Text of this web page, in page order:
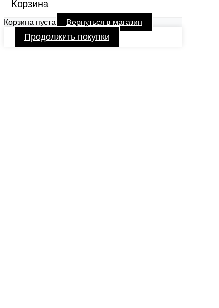
Корзина
Корзина пуста Вернуться в магазин
Продолжить покупки